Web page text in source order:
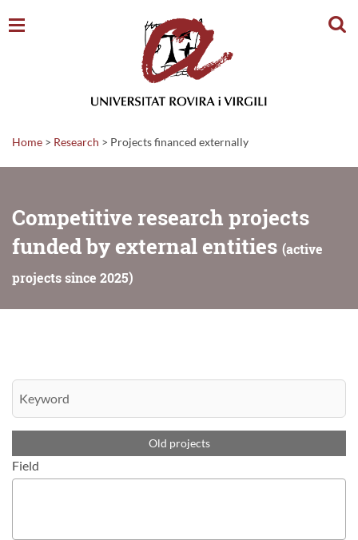
Home > Research > Projects financed externally
Competitive research projects
funded by external entities (active
projects since 2025)
Old projects
Field